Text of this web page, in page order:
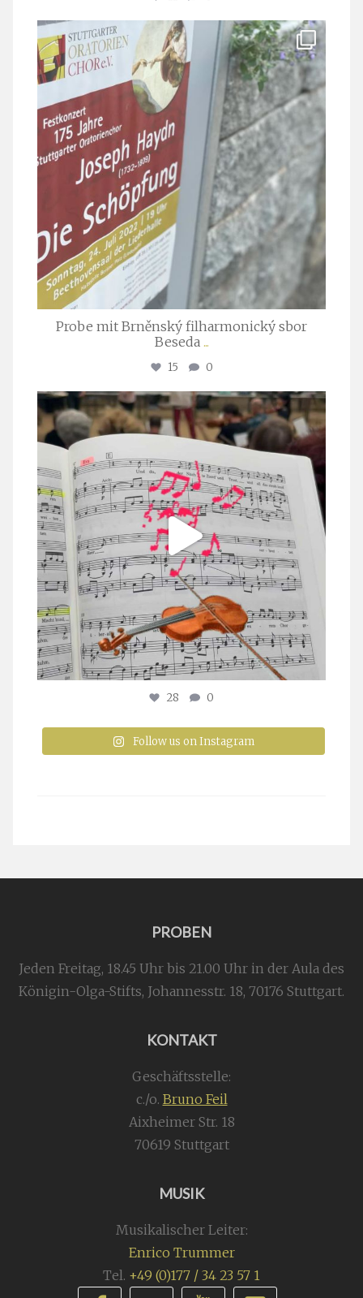
stuttgarter_oratorienchor
Juli 23
Probe mit Brněnský filharmonický sbor
Beseda ...
15 0
stuttgarter_oratorienchor
Juli 23
28 0
Follow us on Instagram
PROBEN
Jeden Freitag, 18.45 Uhr bis 21.00 Uhr in der Aula des
Königin-Olga-Stifts, Johannesstr. 18, 70176 Stuttgart.
KONTAKT
Geschäftsstelle:
c./o. Bruno Feil
Aixheimer Str. 18
70619 Stuttgart
MUSIK
Musikalischer Leiter:
Enrico Trummer
Tel. +49 (0)177 / 34 23 57 1